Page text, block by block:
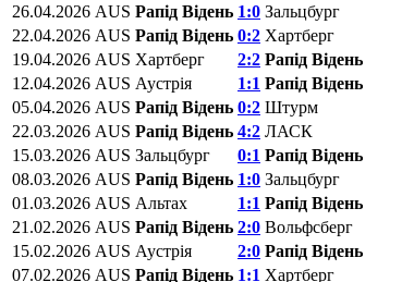
26.04.2026 AUS Рапід Відень 1:0 Зальцбург
22.04.2026 AUS Рапід Відень 0:2 Хартберг
19.04.2026 AUS Хартберг 2:2 Рапід Відень
12.04.2026 AUS Аустрія 1:1 Рапід Відень
05.04.2026 AUS Рапід Відень 0:2 Штурм
22.03.2026 AUS Рапід Відень 4:2 ЛАСК
15.03.2026 AUS Зальцбург 0:1 Рапід Відень
08.03.2026 AUS Рапід Відень 1:0 Зальцбург
01.03.2026 AUS Альтах 1:1 Рапід Відень
21.02.2026 AUS Рапід Відень 2:0 Вольфсберг
15.02.2026 AUS Аустрія 2:0 Рапід Відень
07.02.2026 AUS Рапід Відень 1:1 Хартберг